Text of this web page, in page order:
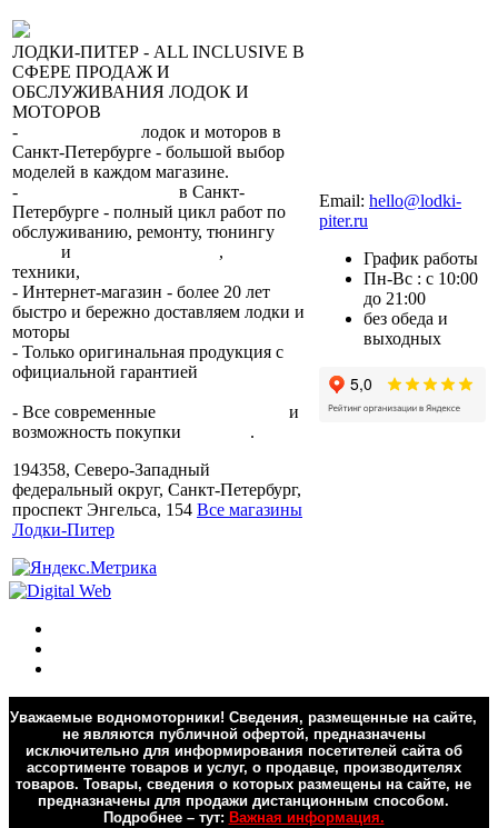
ЛОДКИ-ПИТЕР - ALL INCLUSIVE В
СФЕРЕ ПРОДАЖ И
ОБСЛУЖИВАНИЯ ЛОДОК И
МОТОРОВ
-
лодок и моторов в
Санкт-Петербурге - большой выбор
моделей в каждом магазине.
-
в Санкт-
Петербурге - полный цикл работ по
обслуживанию, ремонту, тюнингу
и ,
техники,
- Интернет-магазин - более 20 лет
быстро и бережно доставляем лодки и
моторы
- Только оригинальная продукция с
официальной гарантией
- Все современные
и
возможность покупки
.
194358, Северо-Западный
федеральный округ, Санкт-Петербург,
проспект Энгельса, 154 Все магазины
Лодки-Питер
Email: hello@lodki-
piter.ru
График работы
Пн-Вс : с 10:00
до 21:00
без обеда и
выходных
Уважаемые водномоторники! Сведения, размещенные на сайте,
не являются публичной офертой, предназначены
исключительно для информирования посетителей сайта об
ассортименте товаров и услуг, о продавце, производителях
товаров. Товары, сведения о которых размещены на сайте, не
предназначены для продажи дистанционным способом.
Подробнее – тут: Важная информация.